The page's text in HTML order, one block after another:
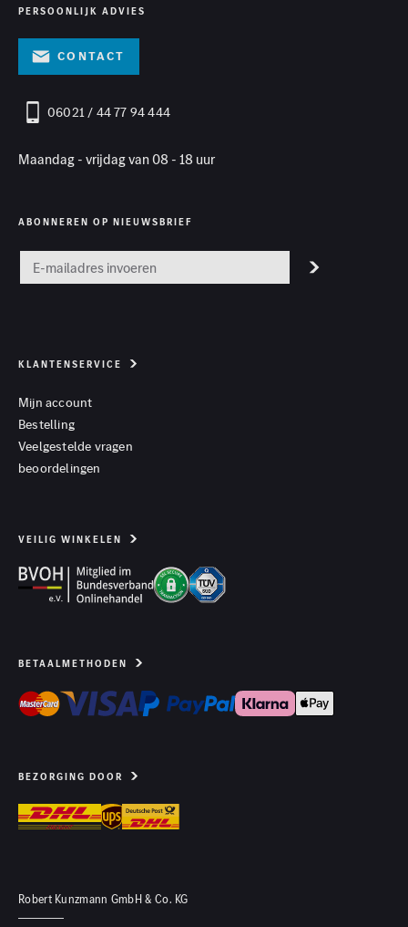
PERSOONLIJK ADVIES
Contact
06021 / 44 77 94 444
Maandag - vrijdag van 08 - 18 uur
ABONNEREN OP NIEUWSBRIEF
KLANTENSERVICE
Mijn account
Bestelling
Veelgestelde vragen
beoordelingen
VEILIG WINKELEN
BETAALMETHODEN
BEZORGING DOOR
Robert Kunzmann GmbH & Co. KG